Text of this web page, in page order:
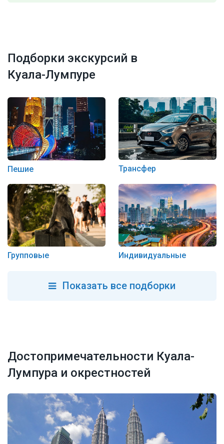
Подборки экскурсий в
Куала-Лумпуре
Пешие Трансфер
Групповые Индивидуальные
Показать все подборки
Достопримечательности Куала-
Лумпура и окрестностей